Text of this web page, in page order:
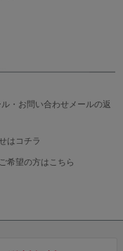
・お問い合わせメールの返
はコチラ
希望の方はこちら